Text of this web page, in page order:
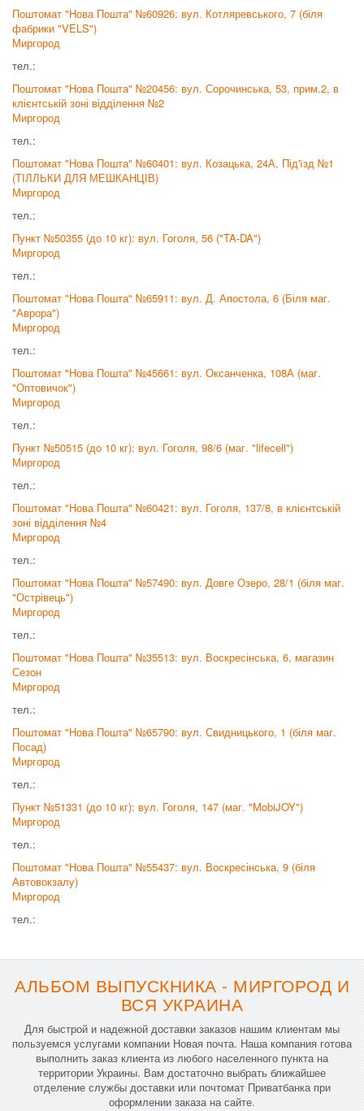
Поштомат "Нова Пошта" №60926: вул. Котляревського, 7 (біля
фабрики "VELS")
Миргород
тел.:
Поштомат "Нова Пошта" №20456: вул. Сорочинська, 53, прим.2, в
клієнтській зоні відділення №2
Миргород
тел.:
Поштомат "Нова Пошта" №60401: вул. Козацька, 24А, Під'їзд №1
(ТІЛЛЬКИ ДЛЯ МЕШКАНЦІВ)
Миргород
тел.:
Пункт №50355 (до 10 кг): вул. Гоголя, 56 ("TA-DA")
Миргород
тел.:
Поштомат "Нова Пошта" №65911: вул. Д. Апостола, 6 (Біля маг.
"Аврора")
Миргород
тел.:
Поштомат "Нова Пошта" №45661: вул. Оксанченка, 108А (маг.
"Оптовичок")
Миргород
тел.:
Пункт №50515 (до 10 кг): вул. Гоголя, 98/6 (маг. "lifecell")
Миргород
тел.:
Поштомат "Нова Пошта" №60421: вул. Гоголя, 137/8, в клієнтській
зоні відділення №4
Миргород
тел.:
Поштомат "Нова Пошта" №57490: вул. Довге Озеро, 28/1 (біля маг.
"Острівець")
Миргород
тел.:
Поштомат "Нова Пошта" №35513: вул. Воскресінська, 6, магазин
Сезон
Миргород
тел.:
Поштомат "Нова Пошта" №65790: вул. Свидницького, 1 (біля маг.
Посад)
Миргород
тел.:
Пункт №51331 (до 10 кг): вул. Гоголя, 147 (маг. "MobiJOY")
Миргород
тел.:
Поштомат "Нова Пошта" №55437: вул. Воскресінська, 9 (біля
Автовокзалу)
Миргород
тел.:
АЛЬБОМ ВЫПУСКНИКА - МИРГОРОД И
ВСЯ УКРАИНА
Для быстрой и надежной доставки заказов нашим клиентам мы
пользуемся услугами компании Новая почта. Наша компания готова
выполнить заказ клиента из любого населенного пункта на
территории Украины. Вам достаточно выбрать ближайшее
отделение службы доставки или почтомат Приватбанка при
оформлении заказа на сайте.